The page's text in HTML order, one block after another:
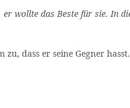
er wollte das Beste für sie. In
dass er seine Gegner